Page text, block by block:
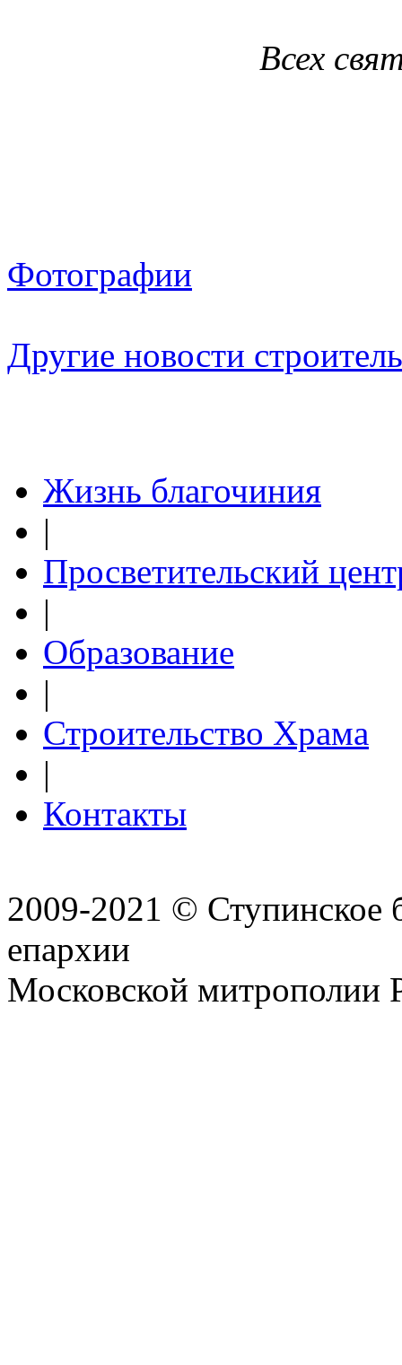
Всех
Фотографии
Другие новости
Жизнь благочиния
|
Просветительский
|
Образование
|
Строительство Храма
|
Контакты
2009-2021 © Ступинское
епархии
Московской митрополии